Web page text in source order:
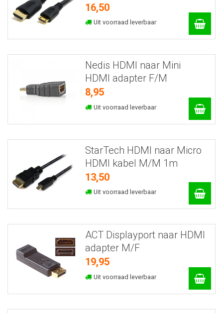
16,50
Uit voorraad leverbaar
Nedis HDMI naar Mini
HDMI adapter F/M
8,95
Uit voorraad leverbaar
StarTech HDMI naar Micro
HDMI kabel M/M 1m
13,50
Uit voorraad leverbaar
ACT Displayport naar HDMI
adapter M/F
19,95
Uit voorraad leverbaar